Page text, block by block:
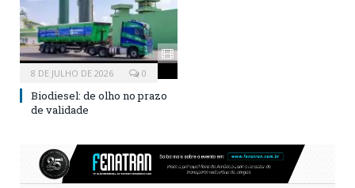
8 DE JULHO DE 2026 0
Biodiesel: de olho no prazo
de validade